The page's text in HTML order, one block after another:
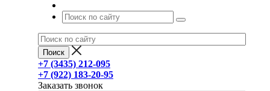
+7 (3435) 212-095
+7 (922) 183-20-95
Заказать звонок